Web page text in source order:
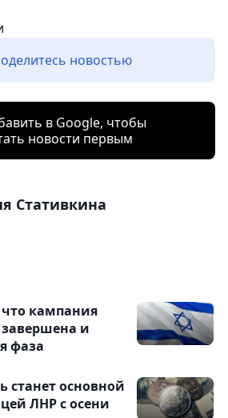
новостью
в Google, чтобы
новости первым
Стативкина
кампания
и
фаза
станет основной
ЛНР с осени